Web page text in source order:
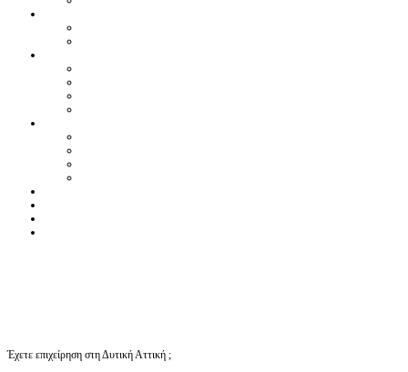
Έχετε επιχείρηση στη Δυτική Αττική ;